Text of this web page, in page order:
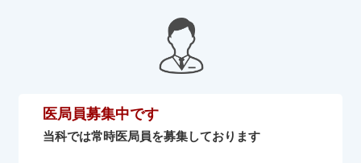
医局員募集中です
当科では常時医局員を募集しております